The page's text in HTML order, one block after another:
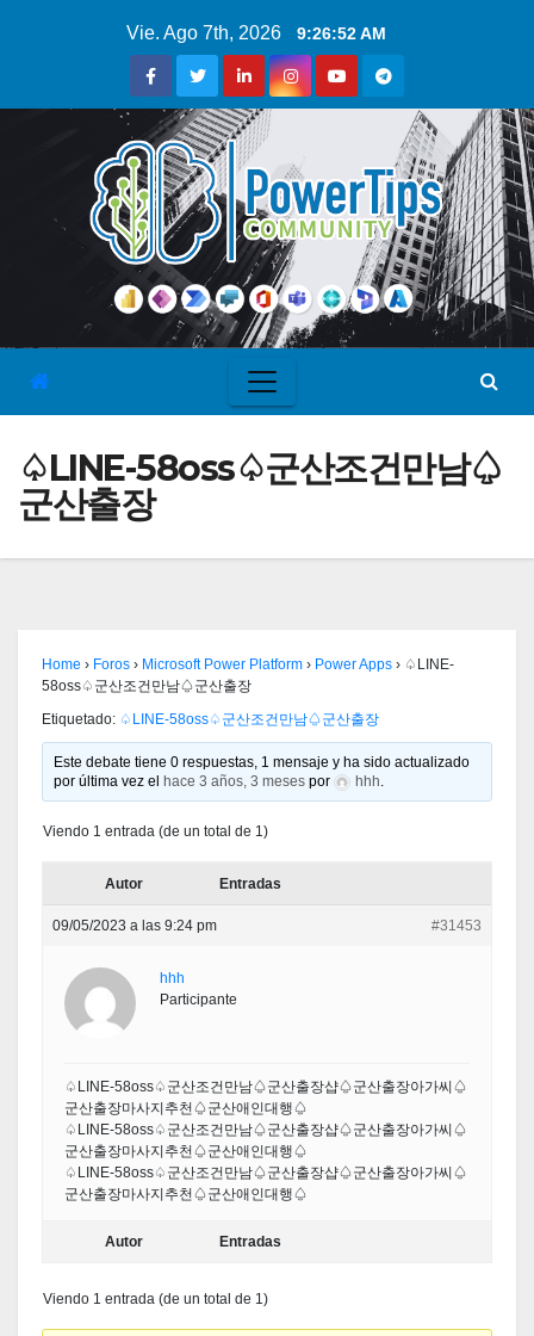
Vie. Ago 7th, 2026 9:26:53 AM
♤LINE-58oss♤군산조건만남♤
군산출장
Home › Foros › Microsoft Power Platform › Power Apps › ♤LINE-
58oss♤군산조건만남♤군산출장
Etiquetado: ♤LINE-58oss♤군산조건만남♤군산출장
Este debate tiene 0 respuestas, 1 mensaje y ha sido actualizado
por última vez el
hace 3 años, 3 meses por hhh.
Viendo 1 entrada (de un total de 1)
Autor Entradas
09/05/2023 a las 9:24 pm #31453
hhh
Participante
♤LINE-58oss♤군산조건만남♤군산출장샵♤군산출장아가씨♤
군산출장마사지추천♤군산애인대행♤
♤LINE-58oss♤군산조건만남♤군산출장샵♤군산출장아가씨♤
군산출장마사지추천♤군산애인대행♤
♤LINE-58oss♤군산조건만남♤군산출장샵♤군산출장아가씨♤
군산출장마사지추천♤군산애인대행♤
Autor Entradas
Viendo 1 entrada (de un total de 1)